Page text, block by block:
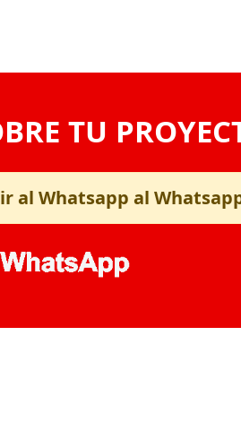
TU
al Whatsapp al